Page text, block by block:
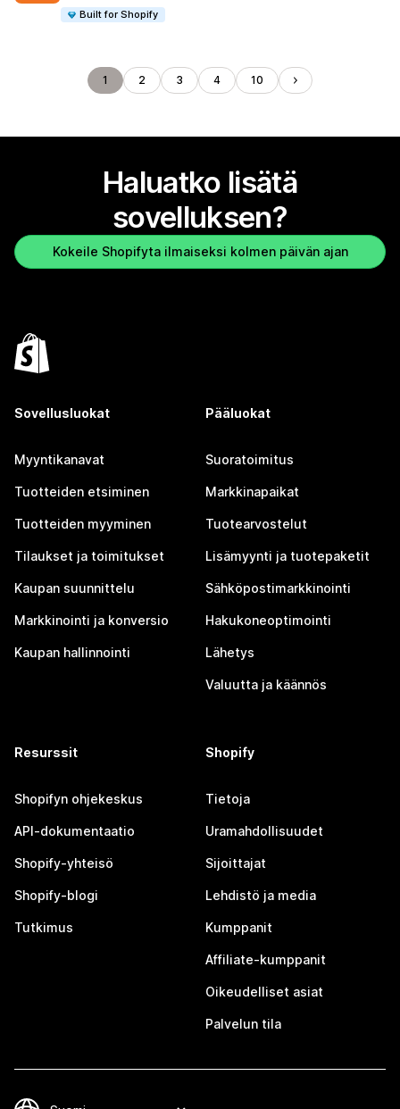
Built for Shopify
1 2 3 4 10
Haluatko lisätä
sovelluksen?
Kokeile Shopifyta ilmaiseksi kolmen päivän ajan
Sovellusluokat
Myyntikanavat
Tuotteiden etsiminen
Tuotteiden myyminen
Tilaukset ja toimitukset
Kaupan suunnittelu
Markkinointi ja konversio
Kaupan hallinnointi
Pääluokat
Suoratoimitus
Markkinapaikat
Tuotearvostelut
Lisämyynti ja tuotepaketit
Sähköpostimarkkinointi
Hakukoneoptimointi
Lähetys
Valuutta ja käännös
Resurssit
Shopifyn ohjekeskus
API-dokumentaatio
Shopify-yhteisö
Shopify-blogi
Tutkimus
Shopify
Tietoja
Uramahdollisuudet
Sijoittajat
Lehdistö ja media
Kumppanit
Affiliate-kumppanit
Oikeudelliset asiat
Palvelun tila